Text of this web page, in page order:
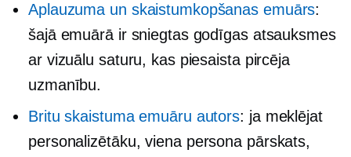
Aplauzuma un skaistumkopšanas emuārs:
šajā emuārā ir sniegtas godīgas atsauksmes
ar vizuālu saturu, kas piesaista pircēja
uzmanību.
Britu skaistuma emuāru autors: ja meklējat
personalizētāku,viena persona pārskats,